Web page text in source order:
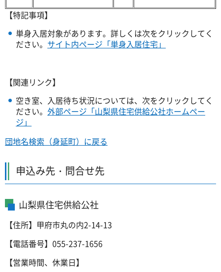
【特記事項】
単身入居対象があります。詳しくは次をクリックしてく
ださい。 サイト内ページ「単身入居住宅」
【関連リンク】
空き室、入居待ち状況については、次をクリックしてく
ださい。 外部ページ「山梨県住宅供給公社ホームペー
ジ」
団地名検索（身延町）に戻る
申込み先・問合せ先
山梨県住宅供給公社
【住所】甲府市丸の内2-14-13
【電話番号】055-237-1656
【営業時間、休業日】